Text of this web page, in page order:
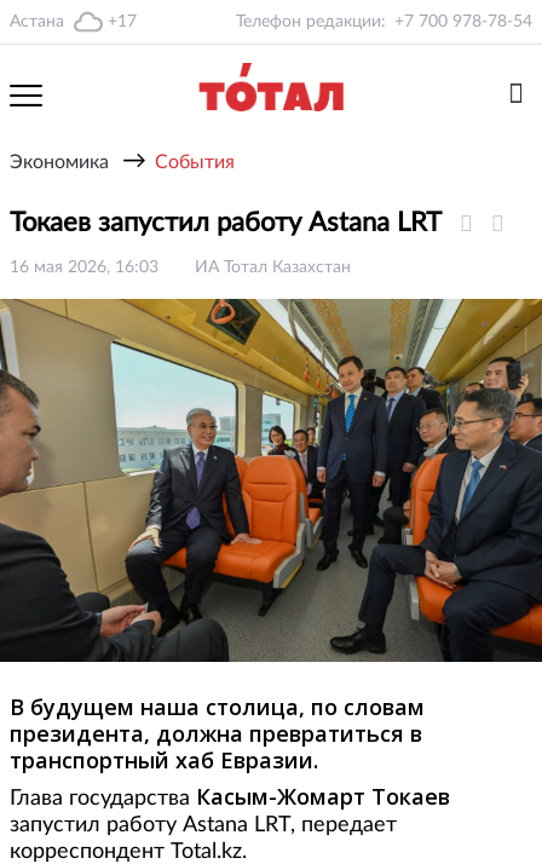
Астана +17 Телефон редакции: +7 700 978-78-54
Экономика → События
Токаев запустил работу Astana LRT
16 мая 2026, 16:03 ИА Тотал Казахстан
В будущем наша столица, по словам
президента, должна превратиться в
транспортный хаб Евразии.
Глава государства Касым-Жомарт Токаев
запустил работу Astana LRT, передает
корреспондент Total.kz.